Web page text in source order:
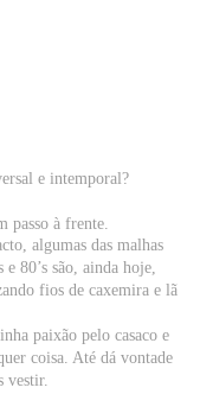
e intemporal?
passo à frente.
algumas das malhas
e 80’s são, ainda hoje,
fios de caxemira e lã
paixão pelo casaco e
coisa. Até dá vontade
vestir.